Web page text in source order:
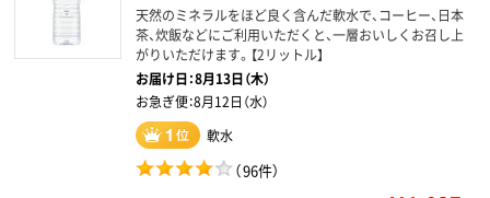
天然のミネラルをほど良く含んだ軟水で、コーヒー、日本
茶、炊飯などにご利用いただくと、一層おいしくお召し上
がりいただけます。【2リットル】
お届け日：8月13日（木）
お急ぎ便：8月12日（水）
軟水
（96件）